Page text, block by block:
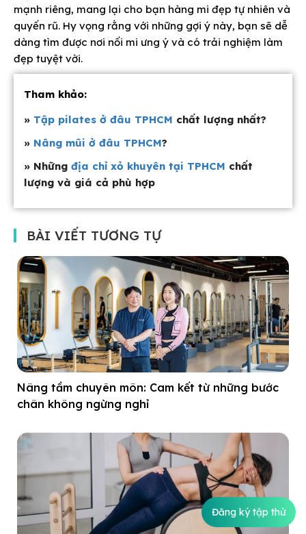
mạnh riêng, mang lại cho bạn hàng mi đẹp tự nhiên và
quyến rũ. Hy vọng rằng với những gợi ý này, bạn sẽ dễ
dàng tìm được nơi nối mi ưng ý và có trải nghiệm làm
đẹp tuyệt vời.
Tham khảo:
» Tập pilates ở đâu TPHCM chất lượng nhất?
» Nâng mũi ở đâu TPHCM?
» Những địa chỉ xỏ khuyên tại TPHCM chất
lượng và giá cả phù hợp
BÀI VIẾT TƯƠNG TỰ
Nâng tầm chuyên môn: Cam kết từ những bước
chân không ngừng nghỉ
Đăng ký tập thử